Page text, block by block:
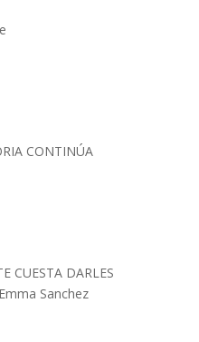
CONTINÚA
CUESTA DARLES
Sanchez